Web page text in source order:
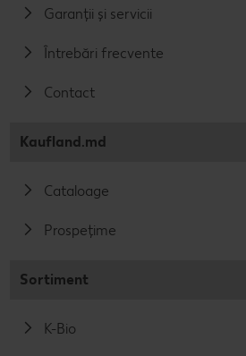
Garanții și servicii
Întrebări frecvente
Contact
Kaufland.md
Cataloage
Prospețime
Sortiment
K-Bio